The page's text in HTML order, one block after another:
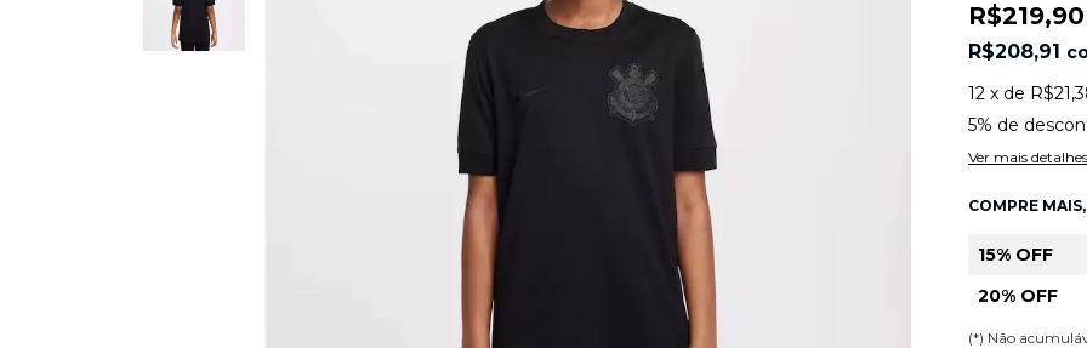
R$219,90
R$208,91
12 x de
5% de
Ver mais detalhes
COMPRE
15% OFF
20% OFF
(*) Não